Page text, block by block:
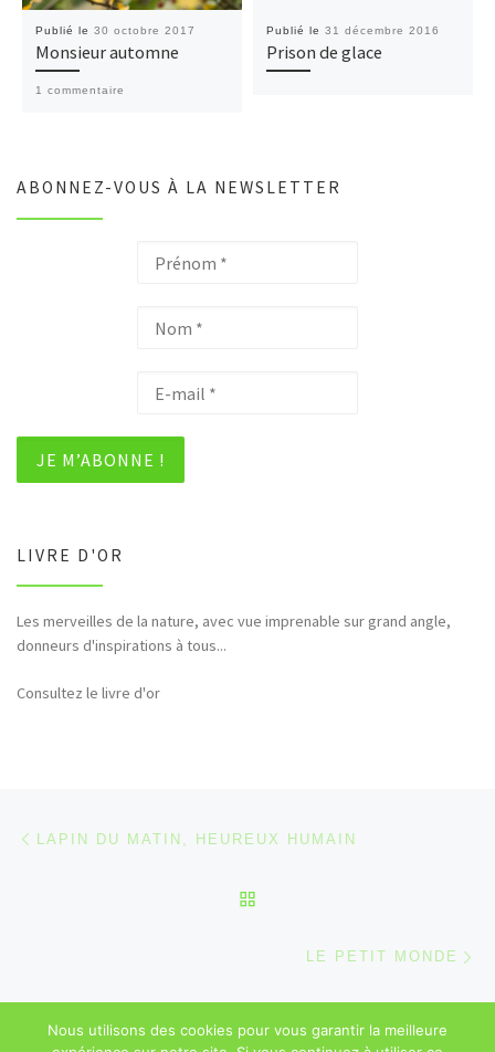
Publié le 30 octobre 2017
Monsieur automne
1 commentaire
Publié le 31 décembre 2016
Prison de glace
ABONNEZ-VOUS À LA NEWSLETTER
LIVRE D'OR
Les merveilles de la nature, avec vue imprenable sur grand angle,
donneurs d'inspirations à tous...
Bonjour et merci pour tous ces hommages rendus à la nature (faune,
flore,etc...)
Consultez le livre d'or
Parcourir les articles
LAPIN DU MATIN, HEUREUX HUMAIN
LE PETIT MONDE
© 2026 Sébastien Majerowicz – Mentions légales – Tous droits
Nous utilisons des cookies pour vous garantir la meilleure